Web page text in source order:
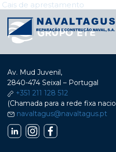
Navegação
nos
Posts
Cais de aprestamento
Av. Mud Juvenil,
2840-474 Seixal – Portugal
+351 211 128 512
(Chamada para a rede fixa
navaltagus@navaltagus.pt